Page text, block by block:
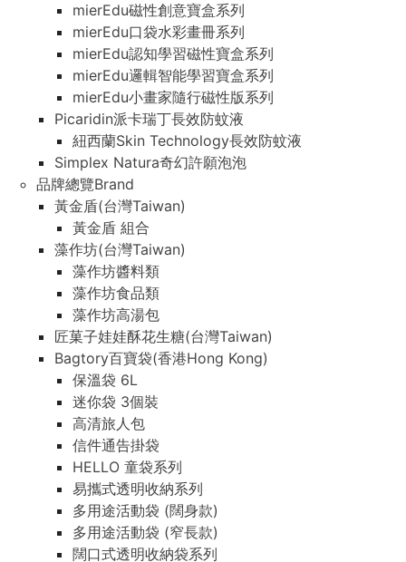
mierEdu磁性創意寶盒系列
mierEdu口袋水彩畫冊系列
mierEdu認知學習磁性寶盒系列
mierEdu邏輯智能學習寶盒系列
mierEdu小畫家隨行磁性版系列
Picaridin派卡瑞丁長效防蚊液
紐西蘭Skin Technology長效防蚊液
Simplex Natura奇幻許願泡泡
品牌總覽Brand
黃金盾(台灣Taiwan)
黃金盾 組合
藻作坊(台灣Taiwan)
藻作坊醬料類
藻作坊食品類
藻作坊高湯包
匠菓子娃娃酥花生糖(台灣Taiwan)
Bagtory百寶袋(香港Hong Kong)
保溫袋 6L
迷你袋 3個裝
高清旅人包
信件通告掛袋
HELLO 童袋系列
易攜式透明收納系列
多用途活動袋 (闊身款)
多用途活動袋 (窄長款)
闊口式透明收納袋系列